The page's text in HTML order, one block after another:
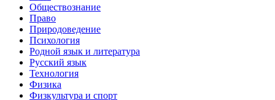
Обществознание
Право
Природоведение
Психология
Родной язык и литература
Русский язык
Технология
Физика
Физкультура и спорт